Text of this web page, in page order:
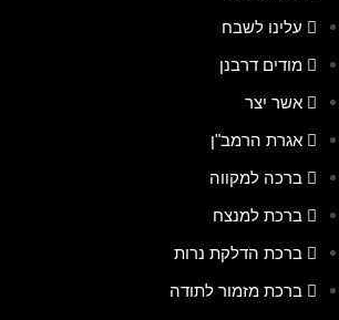
עלינו לשבח
מודים דרבנן
אשר יצר
אגרת הרמב"ן
ברכה למקווה
ברכת למנצח
ברכת הדלקת נרות
ברכת מזמור לתודה